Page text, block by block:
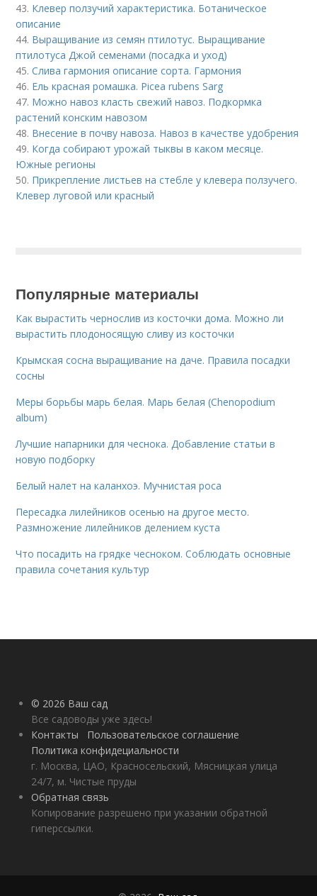
43. Клевер ползучий характеристика. Ботаническое
описание
44. Выращивание из семян птилотус. Выращивание
птилотуса Джой семенами (посадка и уход)
45.Слива гармония описание сорта. Гармония
46. Ель красная ромашка. Picea rubens Sarg
47. Можно навоз класть свежий навоз. Подкормка
растений конским навозом
48. Внесение в почву навоза. Навоз в качестве удобрения
49. Когда собирают урожай тыквы в каком месяце.
Южные регионы
50. Прикрепление листьев на стебле у клевера ползучего.
Клевер луговой или красный
Популярные материалы
Как вырастить чернослив из косточки дома. Можно ли
вырастить плодоносящую сливу из косточки
Крымская сосна выращивание на даче. Правила посадки
сосны
Меры борьбы марь белая. Марь белая (Chenopodium
album)
Лучшие напарники для чеснока. Добавление статьи в
новую подборку
Белый налет на каланхоэ. Мучнистая роса
Пересадка лилейников осенью на другое место.
Размножение лилейников делением куста
Что посадить на грядке чесноком. Соблюдать основные
правила сочетания культур
© 2026 Ваш сад
Все садоводы уже здесь!
Контакты
Пользовательское соглашение
Политика конфидециальности
г. Москва, ЦАО, Красносельский, Мясницкая улица
24/7, м. Чистые пруды
Обратная связь
Копирование разрешено при указании обратной
гиперссылки.